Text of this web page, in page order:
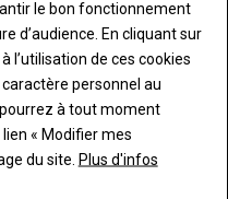
le bon fonctionnement
d’audience. En cliquant sur
l’utilisation de ces cookies
personnel au
à tout moment
« Modifier mes
du site. Plus d'infos